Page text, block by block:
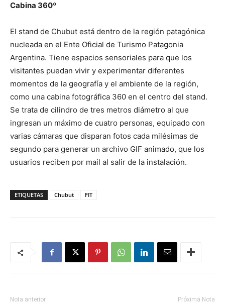
Cabina 360º
El stand de Chubut está dentro de la región patagónica
nucleada en el Ente Oficial de Turismo Patagonia
Argentina. Tiene espacios sensoriales para que los
visitantes puedan vivir y experimentar diferentes
momentos de la geografía y el ambiente de la región,
como una cabina fotográfica 360 en el centro del stand.
Se trata de cilindro de tres metros diámetro al que
ingresan un máximo de cuatro personas, equipado con
varias cámaras que disparan fotos cada milésimas de
segundo para generar un archivo GIF animado, que los
usuarios reciben por mail al salir de la instalación.
ETIQUETAS Chubut FIT
Nota anterior Próxima Nota